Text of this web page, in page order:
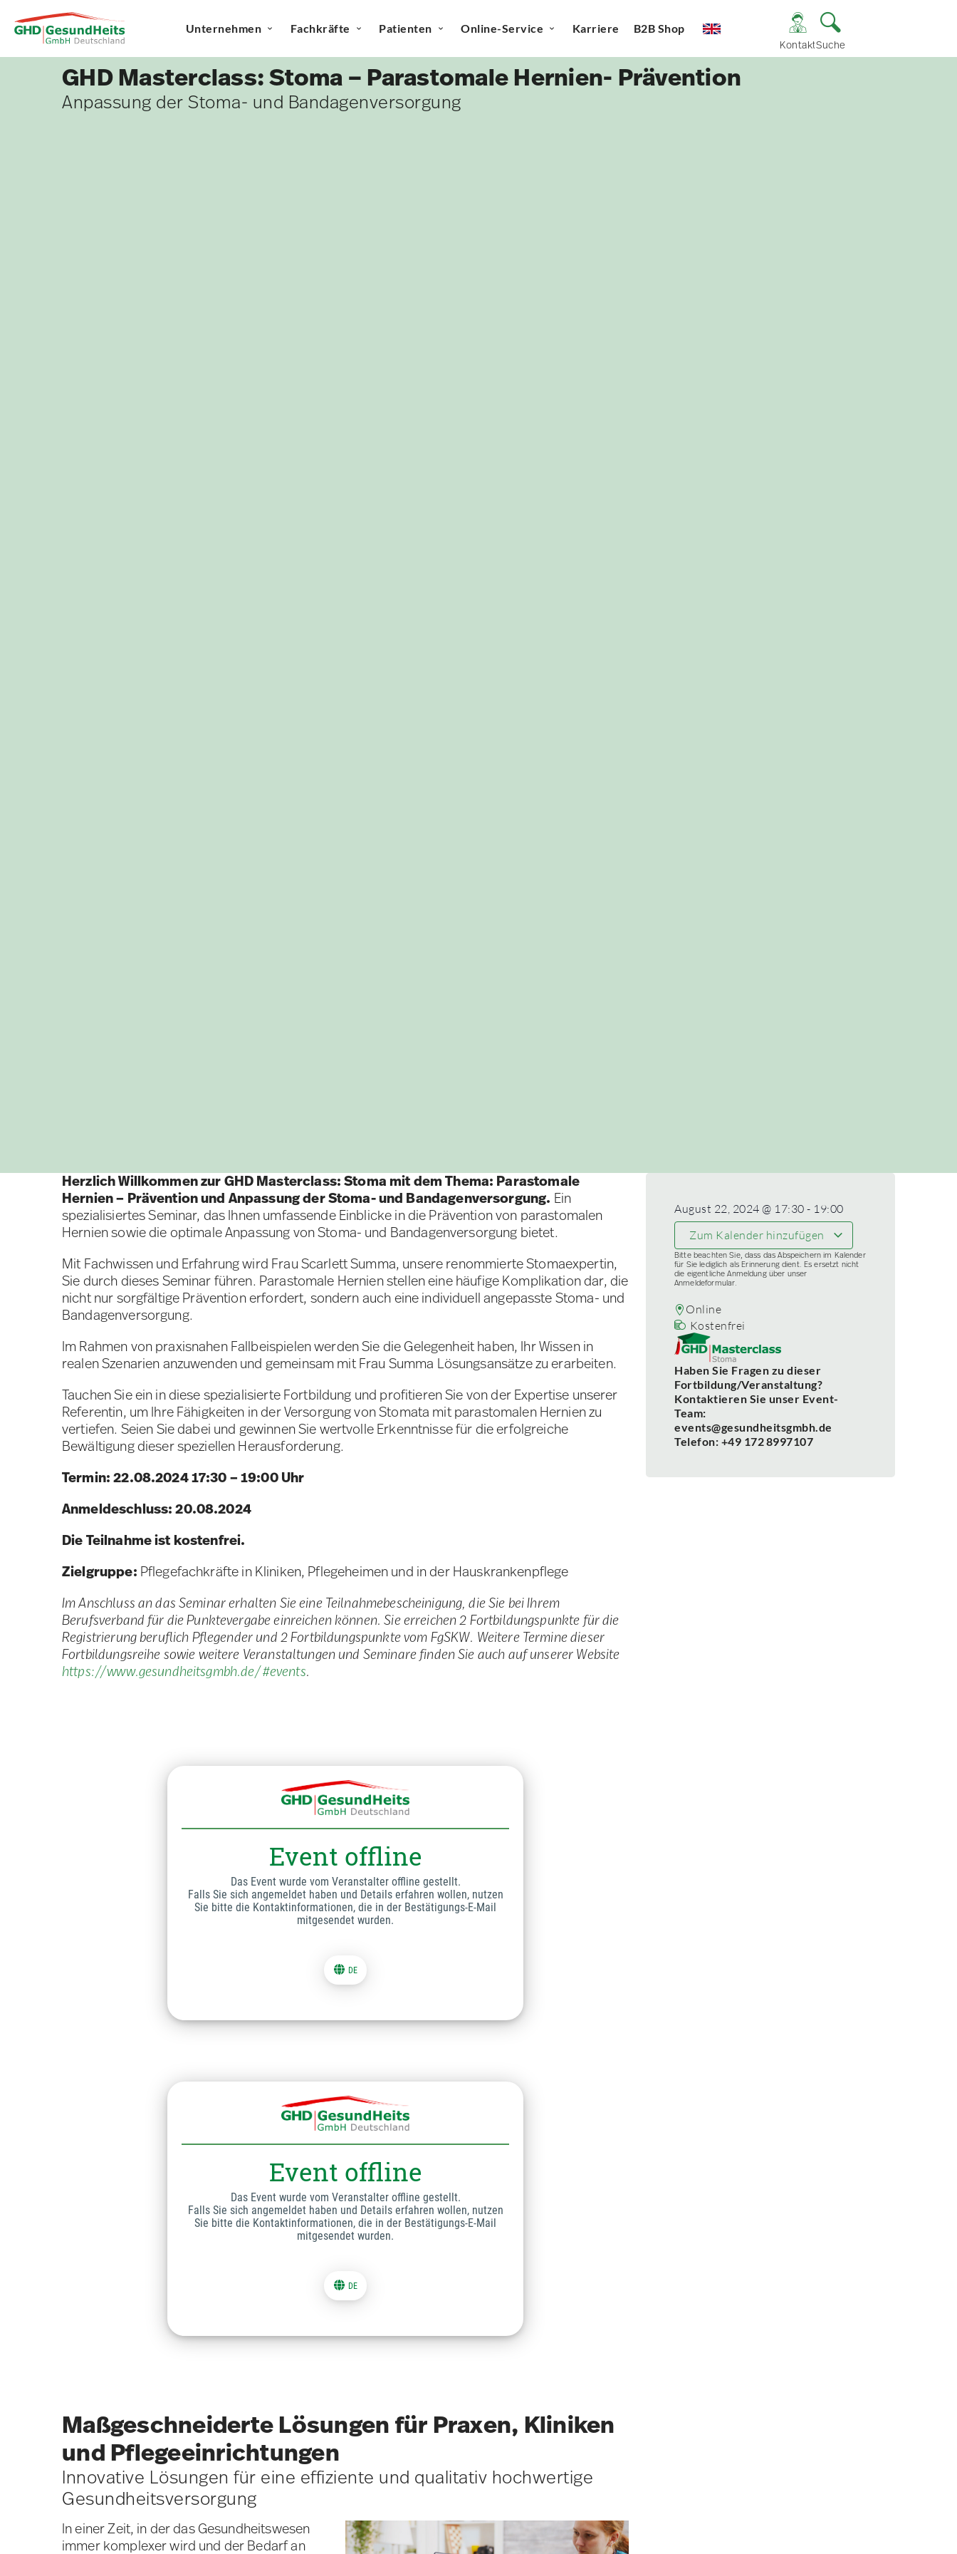
Unternehmen Fachkräfte Patienten Online-Service Karriere B2B Shop
KontaktSuche
GHD Masterclass: Stoma – Parastomale Hernien- Prävention
Anpassung der Stoma- und Bandagenversorgung
Herzlich Willkommen zur GHD Masterclass: Stoma mit dem Thema: Parastomale
Hernien – Prävention und Anpassung der Stoma- und Bandagenversorgung. Ein
spezialisiertes Seminar, das Ihnen umfassende Einblicke in die Prävention von parastomalen
Hernien sowie die optimale Anpassung von Stoma- und Bandagenversorgung bietet.
Mit Fachwissen und Erfahrung wird Frau Scarlett Summa, unsere renommierte Stomaexpertin,
Sie durch dieses Seminar führen. Parastomale Hernien stellen eine häufige Komplikation dar, die
nicht nur sorgfältige Prävention erfordert, sondern auch eine individuell angepasste Stoma- und
Bandagenversorgung.
Im Rahmen von praxisnahen Fallbeispielen werden Sie die Gelegenheit haben, Ihr Wissen in
realen Szenarien anzuwenden und gemeinsam mit Frau Summa Lösungsansätze zu erarbeiten.
Tauchen Sie ein in diese spezialisierte Fortbildung und profitieren Sie von der Expertise unserer
Referentin, um Ihre Fähigkeiten in der Versorgung von Stomata mit parastomalen Hernien zu
vertiefen. Seien Sie dabei und gewinnen Sie wertvolle Erkenntnisse für die erfolgreiche
Bewältigung dieser speziellen Herausforderung.
Termin: 22.08.2024 17:30 – 19:00 Uhr
Anmeldeschluss: 20.08.2024
Die Teilnahme ist kostenfrei.
Zielgruppe: Pflegefachkräfte in Kliniken, Pflegeheimen und in der Hauskrankenpflege
Im Anschluss an das Seminar erhalten Sie eine Teilnahmebescheinigung, die Sie bei Ihrem
Berufsverband für die Punktevergabe einreichen können. Sie erreichen 2 Fortbildungspunkte für die
Registrierung beruflich Pflegender und 2 Fortbildungspunkte vom FgSKW. Weitere Termine dieser
Fortbildungsreihe sowie weitere Veranstaltungen und Seminare finden Sie auch auf unserer Website
https://www.gesundheitsgmbh.de/#events.
Maßgeschneiderte Lösungen für Praxen, Kliniken
und Pflegeeinrichtungen
Innovative Lösungen für eine effiziente und qualitativ hochwertige
Gesundheitsversorgung
In einer Zeit, in der das Gesundheitswesen
immer komplexer wird und der Bedarf an
August 22, 2024 @ 17:30 - 19:00
Zum Kalender hinzufügen
Bitte beachten Sie, dass das Abspeichern im Kalender
für Sie lediglich als Erinnerung dient. Es ersetzt nicht
die eigentliche Anmeldung über unser
Anmeldeformular.
Online
Kostenfrei
Haben Sie Fragen zu dieser
Fortbildung/Veranstaltung?
Kontaktieren Sie unser Event-
Team:
events@gesundheitsgmbh.de
Telefon: +49 172 8997107